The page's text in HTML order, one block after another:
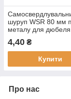
шуруп WSR 80 мм
металу для
4,40 ₴
Купити
Про нас